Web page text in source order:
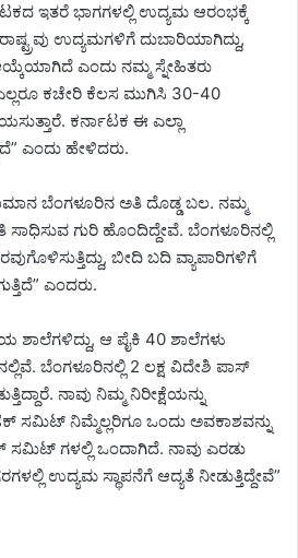
ಇತರೆ ಭಾಗಗಳಲ್ಲಿ ಉದ್ಯಮ ಆರಂಭಕ್ಕೆ
ಉದ್ಯಮಗಳಿಗೆ ದುಬಾರಿಯಾಗಿದ್ದು,
ಎಂದು ನಮ್ಮ ಸ್ನೇಹಿತರು
ಕಚೇರಿ ಕೆಲಸ ಮುಗಿಸಿ 30-40
ಕರ್ನಾಟಕ ಈ ಎಲ್ಲಾ
ಎಂದು ಹೇಳಿದರು.
ಬೆಂಗಳೂರಿನ ಅತಿ ದೊಡ್ಡ ಬಲ. ನಮ್ಮ
ಸಾಧಿಸುವ ಗುರಿ ಹೊಂದಿದ್ದೇವೆ. ಬೆಂಗಳೂರಿನಲ್ಲಿ
ಬೀದಿ ಬದಿ ವ್ಯಾಪಾರಿಗಳಿಗೆ
ಎಂದರು.
ಶಾಲೆಗಳಿದ್ದು, ಆ ಪೈಕಿ 40 ಶಾಲೆಗಳು
ಬೆಂಗಳೂರಿನಲ್ಲಿ 2 ಲಕ್ಷ ವಿದೇಶಿ ಪಾಸ್
ನಾವು ನಿಮ್ಮ ನಿರೀಕ್ಷೆಯನ್ನು
ಸಮಿಟ್ ನಿಮ್ಮೆಲ್ಲರಿಗೂ ಒಂದು ಅವಕಾಶವನ್ನು
ಸಮಿಟ್ ಗಳಲ್ಲಿ ಒಂದಾಗಿದೆ. ನಾವು ಎರಡು
ಉದ್ಯಮ ಸ್ಥಾಪನೆಗೆ ಆದ್ಯತೆ ನೀಡುತ್ತಿದ್ದೇವೆ”